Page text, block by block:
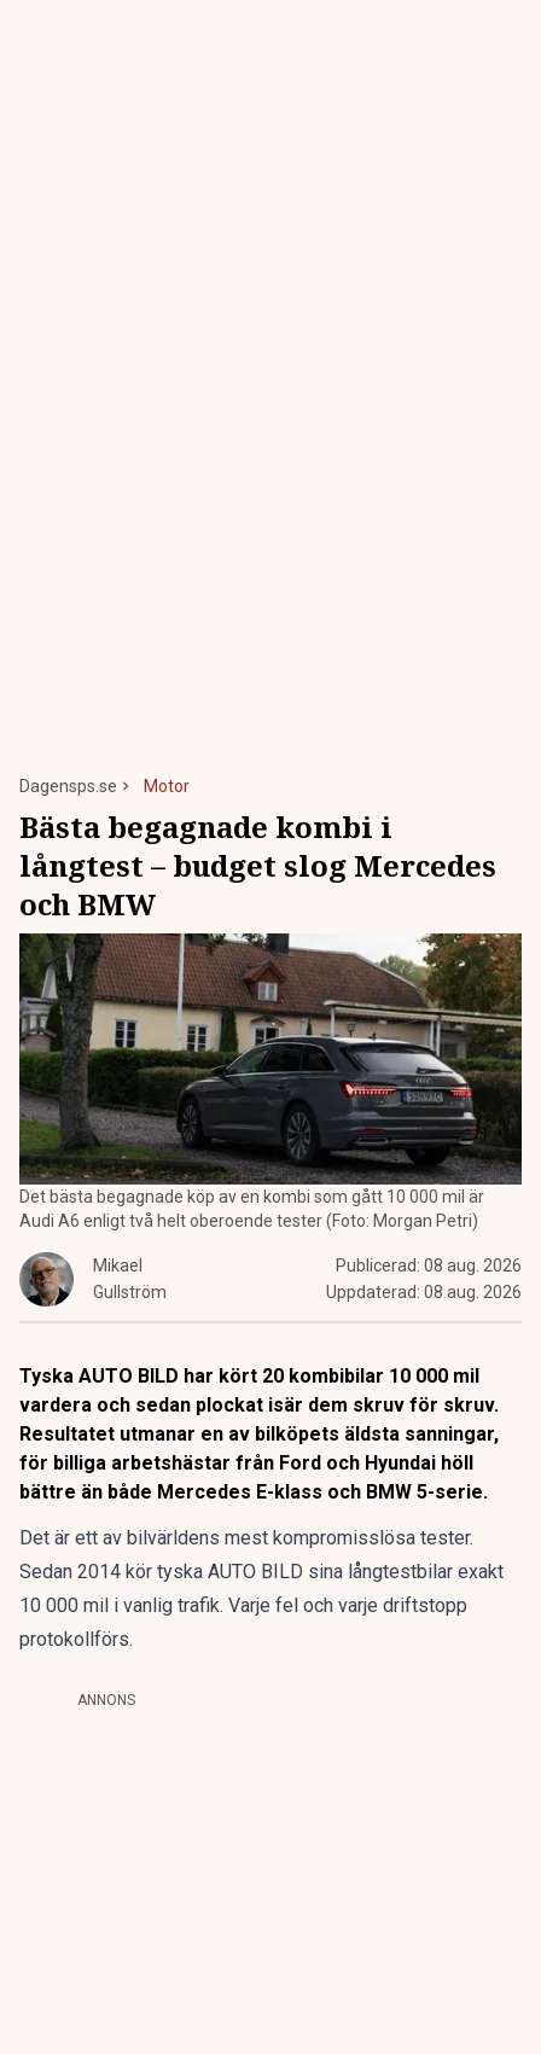
Dagensps.se Motor
Bästa begagnade kombi i
långtest – budget slog Mercedes
och BMW
Det bästa begagnade köp av en kombi som gått 10 000 mil är
Audi A6 enligt två helt oberoende tester (Foto: Morgan Petri)
Mikael
Gullström
Publicerad: 08 aug. 2026
Uppdaterad: 08 aug. 2026
Tyska AUTO BILD har kört 20 kombibilar 10 000 mil
vardera och sedan plockat isär dem skruv för skruv.
Resultatet utmanar en av bilköpets äldsta sanningar,
för billiga arbetshästar från Ford och Hyundai höll
bättre än både Mercedes E-klass och BMW 5-serie.
Det är ett av bilvärldens mest kompromisslösa tester.
Sedan 2014 kör tyska AUTO BILD sina långtestbilar exakt
10 000 mil i vanlig trafik. Varje fel och varje driftstopp
protokollförs.
ANNONS